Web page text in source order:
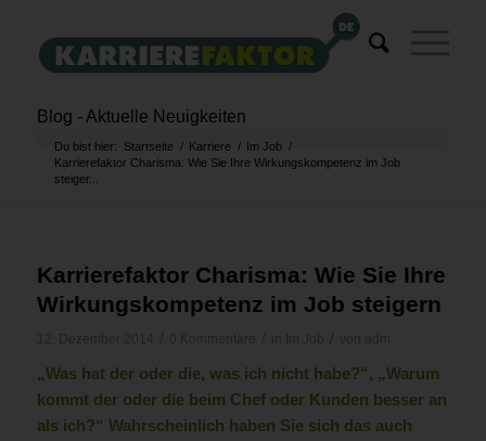
Blog - Aktuelle Neuigkeiten
Du bist hier: Startseite / Karriere / Im Job /
Karrierefaktor Charisma: Wie Sie Ihre Wirkungskompetenz im Job
steiger...
Karrierefaktor Charisma: Wie Sie Ihre
Wirkungskompetenz im Job steigern
„Was hat der oder die, was ich nicht habe?“, „Warum
kommt der oder die beim Chef oder Kunden besser an
als ich?“ Wahrscheinlich haben Sie sich das auch